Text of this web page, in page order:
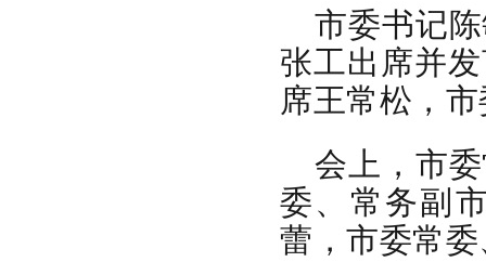
市委书记
张工出席并
席王常松 ，
会上，市
委、常务副
蕾，市委常